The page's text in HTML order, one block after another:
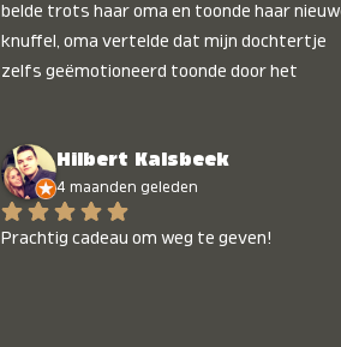
belde trots haar oma en toonde haar
knuffel, oma vertelde dat mijn dochtertje
zelfs geëmotioneerd toonde door het
Hilbert Kalsbeek
4 maanden geleden
Prachtig cadeau om weg te geven!